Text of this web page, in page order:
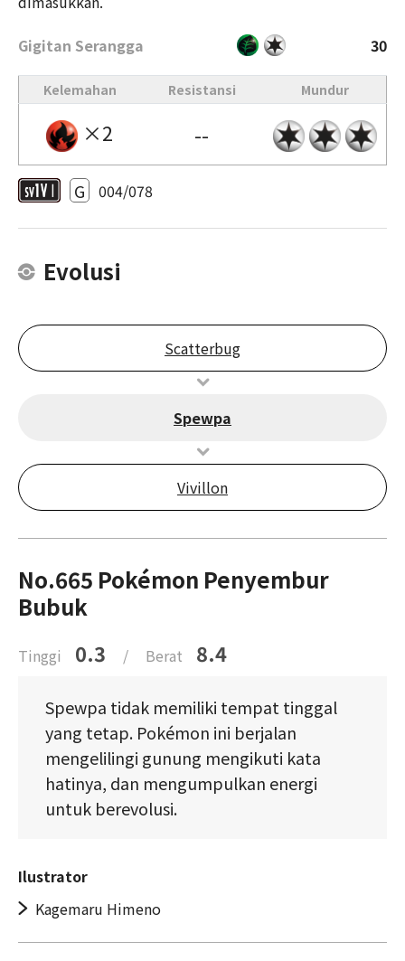
Gigitan Serangga
30
Kelemahan Resistansi Mundur
×2 --
G 004/078
Evolusi
Scatterbug
Spewpa
Vivillon
No.665 Pokémon Penyembur
Bubuk
Tinggi 0.3 / Berat 8.4
Spewpa tidak memiliki tempat tinggal
yang tetap. Pokémon ini berjalan
mengelilingi gunung mengikuti kata
hatinya, dan mengumpulkan energi
untuk berevolusi.
Ilustrator
Kagemaru Himeno